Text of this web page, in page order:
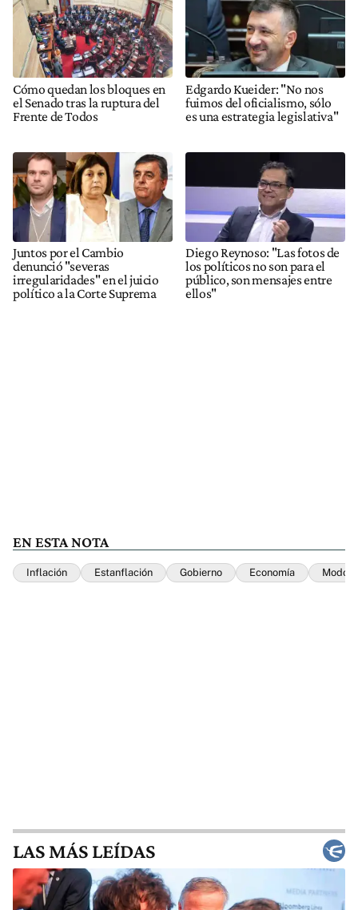
Cómo quedan los bloques en
el Senado tras la ruptura del
Frente de Todos
Edgardo Kueider: "No nos
fuimos del oficialismo, sólo
es una estrategia legislativa"
Juntos por el Cambio
denunció "severas
irregularidades" en el juicio
político a la Corte Suprema
Diego Reynoso: "Las fotos de
los políticos no son para el
público, son mensajes entre
ellos"
EN ESTA NOTA
Inflación Estanflación Gobierno Economía Modo
LAS MÁS LEÍDAS